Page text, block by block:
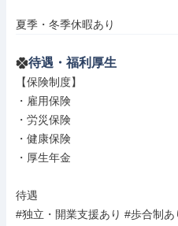
夏季・冬季休暇あり
待遇・福利厚生
【保険制度】
・雇用保険
・労災保険
・健康保険
・厚生年金
待遇
#独立・開業支援あり #歩合制